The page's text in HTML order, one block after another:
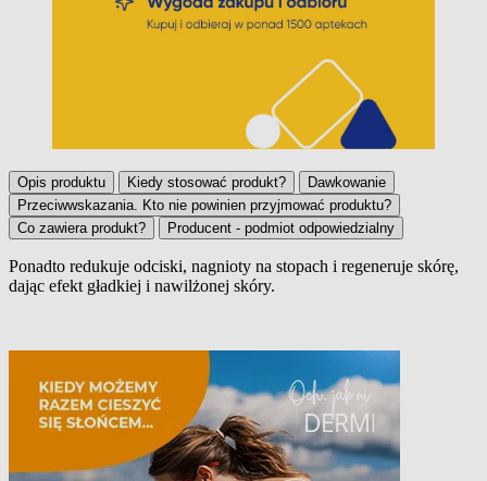
Opis produktu Kiedy stosować produkt?
Dawkowanie
Przeciwwskazania. Kto nie powinien przyjmować produktu?
Co zawiera produkt?
Producent - podmiot odpowiedzialny
Opis produktu
Ponadto redukuje odciski, nagnioty na stopach i regeneruje skórę,
dając efekt gładkiej i nawilżonej skóry.